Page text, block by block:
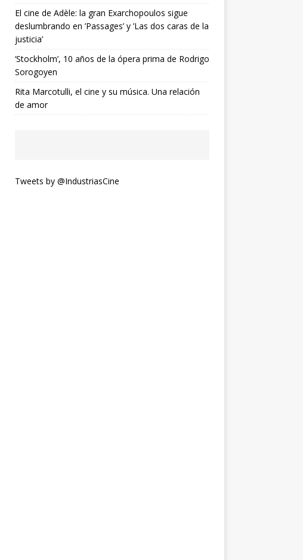
El cine de Adèle: la gran Exarchopoulos sigue
deslumbrando en ’Passages’ y ’Las dos caras de la
justicia’
‘Stockholm’, 10 años de la ópera prima de Rodrigo
Sorogoyen
Rita Marcotulli, el cine y su música. Una relación
de amor
Tweets by @IndustriasCine